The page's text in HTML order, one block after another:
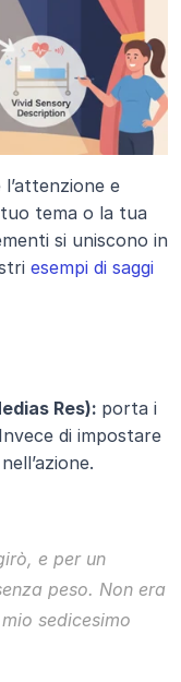
e
tema o la tua
si uniscono in
esempi di saggi
Res): porta i
di impostare
e per un
peso. Non era
sedicesimo